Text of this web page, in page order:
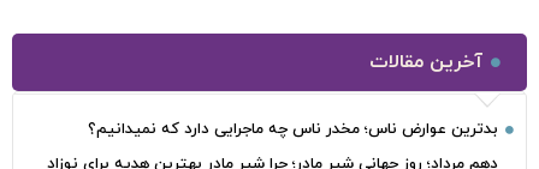
آخرین مقالات
بدترین عوارض ناس؛ مخدر ناس چه ماجرایی دارد که نمیدانیم؟
دهم مرداد؛ روز جهانی شیر مادر؛ چرا شیر مادر بهترین هدیه برای نوزاد